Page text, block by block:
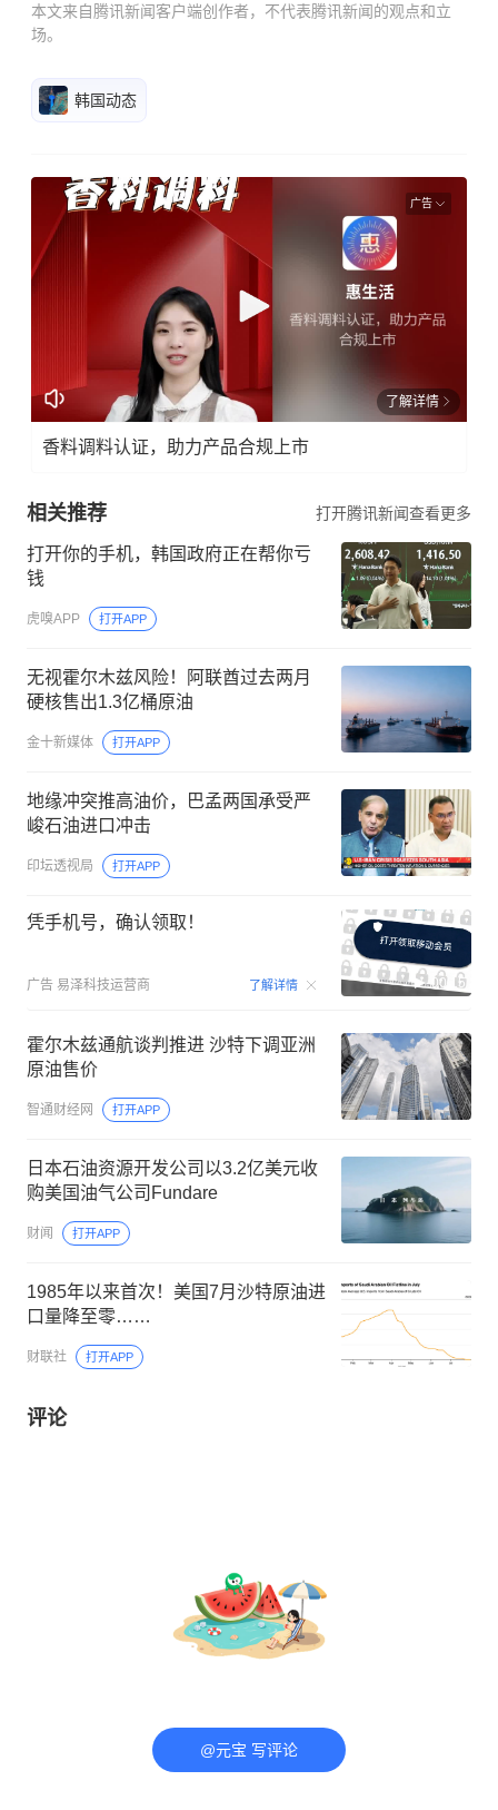
本文来自腾讯新闻客户端创作者，不代表腾讯新闻的观点和立
场。
韩国动态
广告
了解详情
香料调料认证，助力产品合规上市
相关推荐 打开腾讯新闻查看更多
打开你的手机，韩国政府正在帮你亏
钱
虎嗅APP 打开APP
无视霍尔木兹风险！阿联酋过去两月
硬核售出1.3亿桶原油
金十新媒体 打开APP
地缘冲突推高油价，巴孟两国承受严
峻石油进口冲击
印坛透视局 打开APP
凭手机号，确认领取！
广告 易泽科技运营商 了解详情 00:15
霍尔木兹通航谈判推进 沙特下调亚洲
原油售价
智通财经网 打开APP
日本石油资源开发公司以3.2亿美元收
购美国油气公司Fundare
财闻 打开APP
1985年以来首次！美国7月沙特原油进
口量降至零……
财联社 打开APP
评论
@元宝 写评论